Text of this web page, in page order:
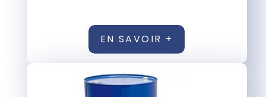
EN SAVOIR +